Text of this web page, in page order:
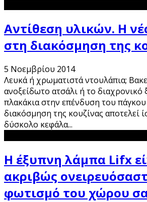
Αντίθεση υλικών. Η
στη διακόσμηση της
5 Νοεμβρίου 2014
Λευκά ή χρωματιστά ντουλάπια;
ανοξείδωτο ατσάλι ή το
πλακάκια στην επένδυση του
διακόσμηση της κουζίνας αποτελεί
δύσκολο κεφάλα...
Η έξυπνη λάμπα Lifx
ακριβώς
φωτισμό του χώρου